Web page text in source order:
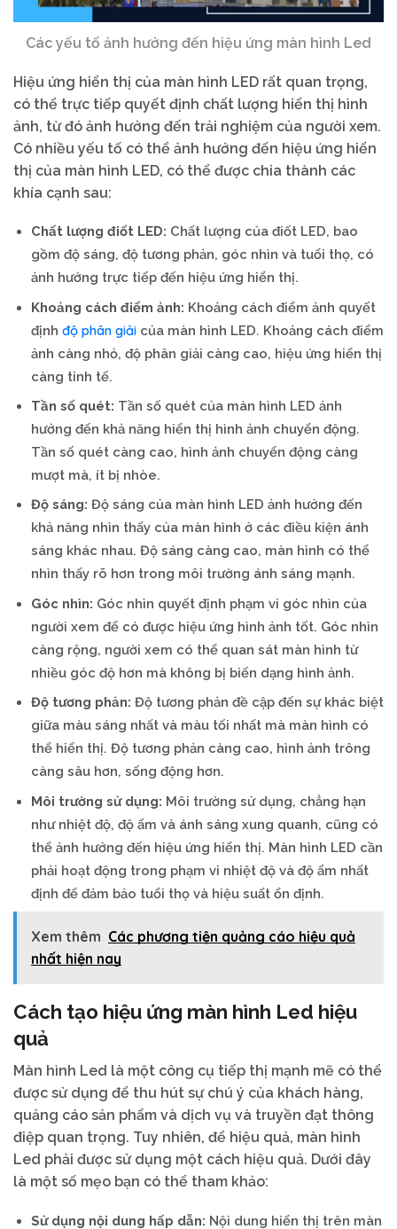
Các yếu tố ảnh hưởng đến hiệu ứng màn hình Led
Hiệu ứng hiển thị của màn hình LED rất quan trọng,
có thể trực tiếp quyết định chất lượng hiển thị hình
ảnh, từ đó ảnh hưởng đến trải nghiệm của người xem.
Có nhiều yếu tố có thể ảnh hưởng đến hiệu ứng hiển
thị của màn hình LED, có thể được chia thành các
khía cạnh sau:
Chất lượng điốt LED: Chất lượng của điốt LED, bao
gồm độ sáng, độ tương phản, góc nhìn và tuổi thọ, có
ảnh hưởng trực tiếp đến hiệu ứng hiển thị.
Khoảng cách điểm ảnh: Khoảng cách điểm ảnh quyết
định độ phân giải của màn hình LED. Khoảng cách điểm
ảnh càng nhỏ, độ phân giải càng cao, hiệu ứng hiển thị
càng tinh tế.
Tần số quét: Tần số quét của màn hình LED ảnh
hưởng đến khả năng hiển thị hình ảnh chuyển động.
Tần số quét càng cao, hình ảnh chuyển động càng
mượt mà, ít bị nhòe.
Độ sáng: Độ sáng của màn hình LED ảnh hưởng đến
khả năng nhìn thấy của màn hình ở các điều kiện ánh
sáng khác nhau. Độ sáng càng cao, màn hình có thể
nhìn thấy rõ hơn trong môi trường ánh sáng mạnh.
Góc nhìn: Góc nhìn quyết định phạm vi góc nhìn của
người xem để có được hiệu ứng hình ảnh tốt. Góc nhìn
càng rộng, người xem có thể quan sát màn hình từ
nhiều góc độ hơn mà không bị biến dạng hình ảnh.
Độ tương phản: Độ tương phản đề cập đến sự khác biệt
giữa màu sáng nhất và màu tối nhất mà màn hình có
thể hiển thị. Độ tương phản càng cao, hình ảnh trông
càng sâu hơn, sống động hơn.
Môi trường sử dụng: Môi trường sử dụng, chẳng hạn
như nhiệt độ, độ ẩm và ánh sáng xung quanh, cũng có
thể ảnh hưởng đến hiệu ứng hiển thị. Màn hình LED cần
phải hoạt động trong phạm vi nhiệt độ và độ ẩm nhất
định để đảm bảo tuổi thọ và hiệu suất ổn định.
Xem thêm Các phương tiện quảng cáo hiệu quả
nhất hiện nay
Cách tạo hiệu ứng màn hình Led hiệu
quả
Màn hình Led là một công cụ tiếp thị mạnh mẽ có thể
được sử dụng để thu hút sự chú ý của khách hàng,
quảng cáo sản phẩm và dịch vụ và truyền đạt thông
điệp quan trọng. Tuy nhiên, để hiệu quả, màn hình
Led phải được sử dụng một cách hiệu quả. Dưới đây
là một số mẹo bạn có thể tham khảo:
Sử dụng nội dung hấp dẫn: Nội dung hiển thị trên màn